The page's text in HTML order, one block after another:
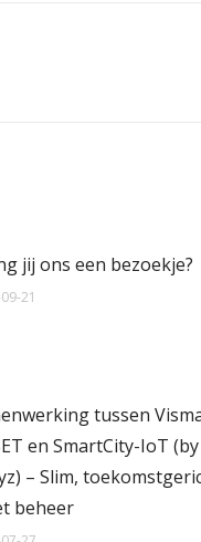
jij ons een bezoekje?
21
tussen
en SmartCity-IoT (by
– Slim,
beheer